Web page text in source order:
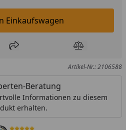
In den Einkaufswagen legen
Einkaufswagen
hinzufügen
Teilen Produkt
Artikel-Nr.: 2106588
Beratung
Informationen zu diesem
erhalten.